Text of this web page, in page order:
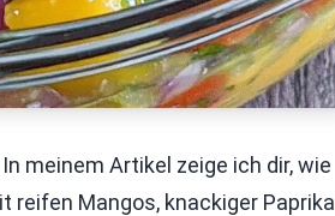
meinem Artikel zeige ich dir, wie
Mangos, knackiger Paprika